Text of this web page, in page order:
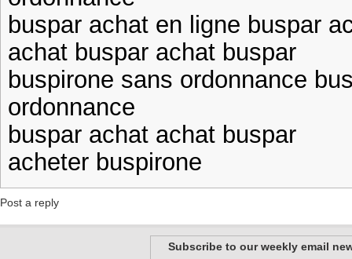
buspar achat en ligne buspar
achat buspar achat buspar
buspirone sans ordonnance
ordonnance
buspar achat achat buspar
acheter buspirone
Post a reply
Subscribe to our weekly email